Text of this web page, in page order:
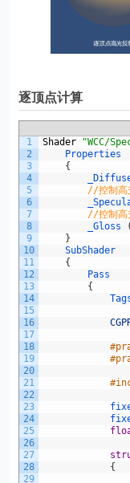
逐顶点计算
1
2
3
4
5
6
7
8
9
10
11
12
13
14
15
16
17
18
19
20
21
22
23
24
25
26
27
28
29
Shader "WCC/
Properties
{
//控制高
//控制高
_Gloss
(
}
SubShader
{
Pass
{
{